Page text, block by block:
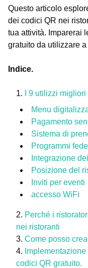
Questo articolo
dei codici QR nei
tua attività. Imparerai
gratuito da utilizzare
Indice.
I 9 utilizzi
Menu
Pagamento
Sistema di
Programmi
Integrazione
Posizione del
Inviti per eventi
accesso WiFi
Perché i
nei ristoranti
Come posso
codici QR gratuito.